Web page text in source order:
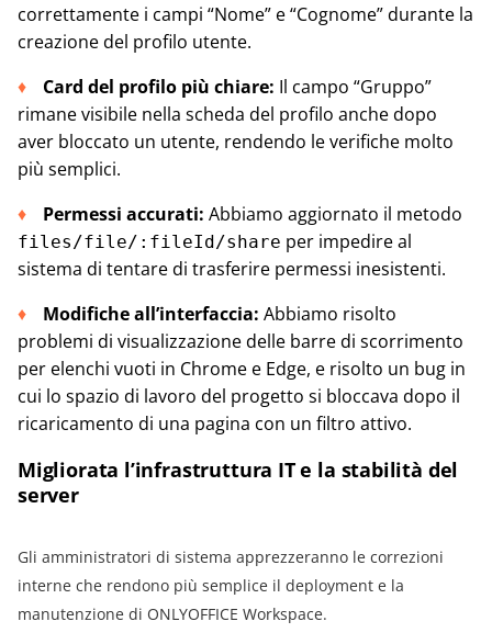
correttamente i campi “Nome” e “Cognome” durante la
creazione del profilo utente.
Card del profilo più chiare: Il campo “Gruppo”
rimane visibile nella scheda del profilo anche dopo
aver bloccato un utente, rendendo le verifiche molto
più semplici.
Permessi accurati: Abbiamo aggiornato il metodo
files/file/:fileId/share per impedire al
sistema di tentare di trasferire permessi inesistenti.
Modifiche all’interfaccia: Abbiamo risolto
problemi di visualizzazione delle barre di scorrimento
per elenchi vuoti in Chrome e Edge, e risolto un bug in
cui lo spazio di lavoro del progetto si bloccava dopo il
ricaricamento di una pagina con un filtro attivo.
Migliorata l’infrastruttura IT e la stabilità del
server
Gli amministratori di sistema apprezzeranno le correzioni
interne che rendono più semplice il deployment e la
manutenzione di ONLYOFFICE Workspace.